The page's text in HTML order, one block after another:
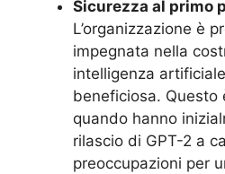
Sicurezza al primo
L’organizzazione è
impegnata nella
intelligenza
beneficiosa. Questo
quando hanno
rilascio di GPT-2 a
preoccupazioni per